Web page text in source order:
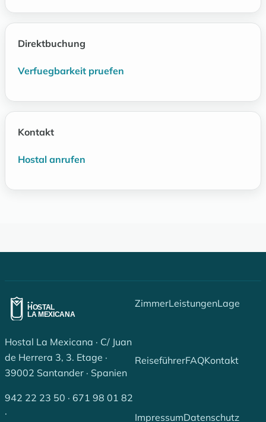
Direktbuchung
Verfuegbarkeit pruefen
Kontakt
Hostal anrufen
Hostal La Mexicana · C/ Juan
de Herrera 3, 3. Etage ·
39002 Santander · Spanien
942 22 23 50 · 671 98 01 82
·
ZimmerLeistungenLage
ReiseführerFAQKontakt
ImpressumDatenschutz